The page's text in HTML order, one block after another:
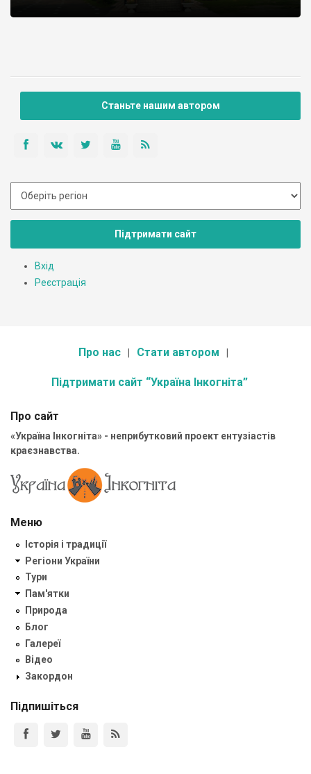
Станьте нашим автором
Підтримати сайт
Вхід
Реєстрація
Про нас Стати автором
Підтримати сайт “Україна Інкогніта”
Про сайт
«Україна Інкогніта» - неприбутковий проект ентузіастів
краєзнавства.
Меню
Історія і традиції
Регіони України
Тури
Пам'ятки
Природа
Блог
Галереї
Відео
Закордон
Підпишіться